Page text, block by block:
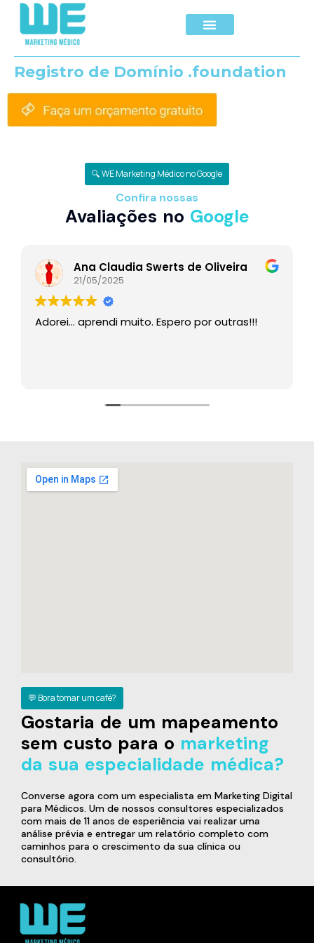
Registro de Domínio .foundation
🔍 WE Marketing Médico no Google
Confira nossas
Avaliações no Google
Ana Claudia Swerts de Oliveira
21/05/2025
Adorei… aprendi muito. Espero por outras!!!
💬 Bora tomar um café?
Gostaria de um mapeamento
sem custo para o marketing
da sua especialidade médica?
Converse agora com um especialista em Marketing Digital
para Médicos. Um de nossos consultores especializados
com mais de 11 anos de esperiência vai realizar uma
análise prévia e entregar um relatório completo com
caminhos para o crescimento da sua clínica ou
consultório.